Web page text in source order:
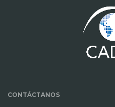
CONTÁCTANOS